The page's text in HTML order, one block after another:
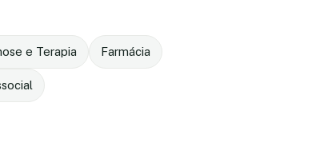
e Terapia Farmácia